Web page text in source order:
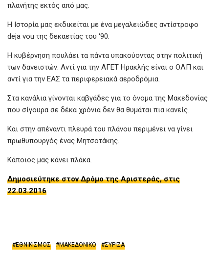
πλανήτης εκτός από μας.
Η Iστορία μας εκδικείται με ένα μεγαλειώδες αντίστροφο
deja vou της δεκαετίας του ‘90.
Η κυβέρνηση πουλάει τα πάντα υπακούοντας στην πολιτική
των δανειστών. Αντί για την ΑΓΕΤ Ηρακλής είναι ο ΟΛΠ και
αντί για την ΕΑΣ τα περιφερειακά αεροδρόμια.
Στα κανάλια γίνονται καβγάδες για το όνομα της Μακεδονίας
που σίγουρα σε δέκα χρόνια δεν θα θυμάται πια κανείς.
Και στην απέναντι πλευρά του πλάνου περιμένει να γίνει
πρωθυπουργός ένας Μητσοτάκης.
Κάποιος μας κάνει πλάκα.
Δημοσιεύτηκε στον Δρόμο της Αριστεράς, στις
22.03.2016
ΕΘΝΙΚΙΣΜΟΣ ΜΑΚΕΔΟΝΙΚΟ ΣΥΡΙΖΑ